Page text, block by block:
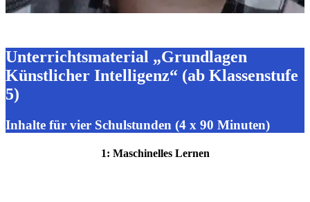
Unterrichtsmaterial „Grundlagen
Künstlicher Intelligenz“ (ab Klassenstufe
5)
Inhalte für vier Schulstunden (4 x 90 Minuten)
1: Maschinelles Lernen